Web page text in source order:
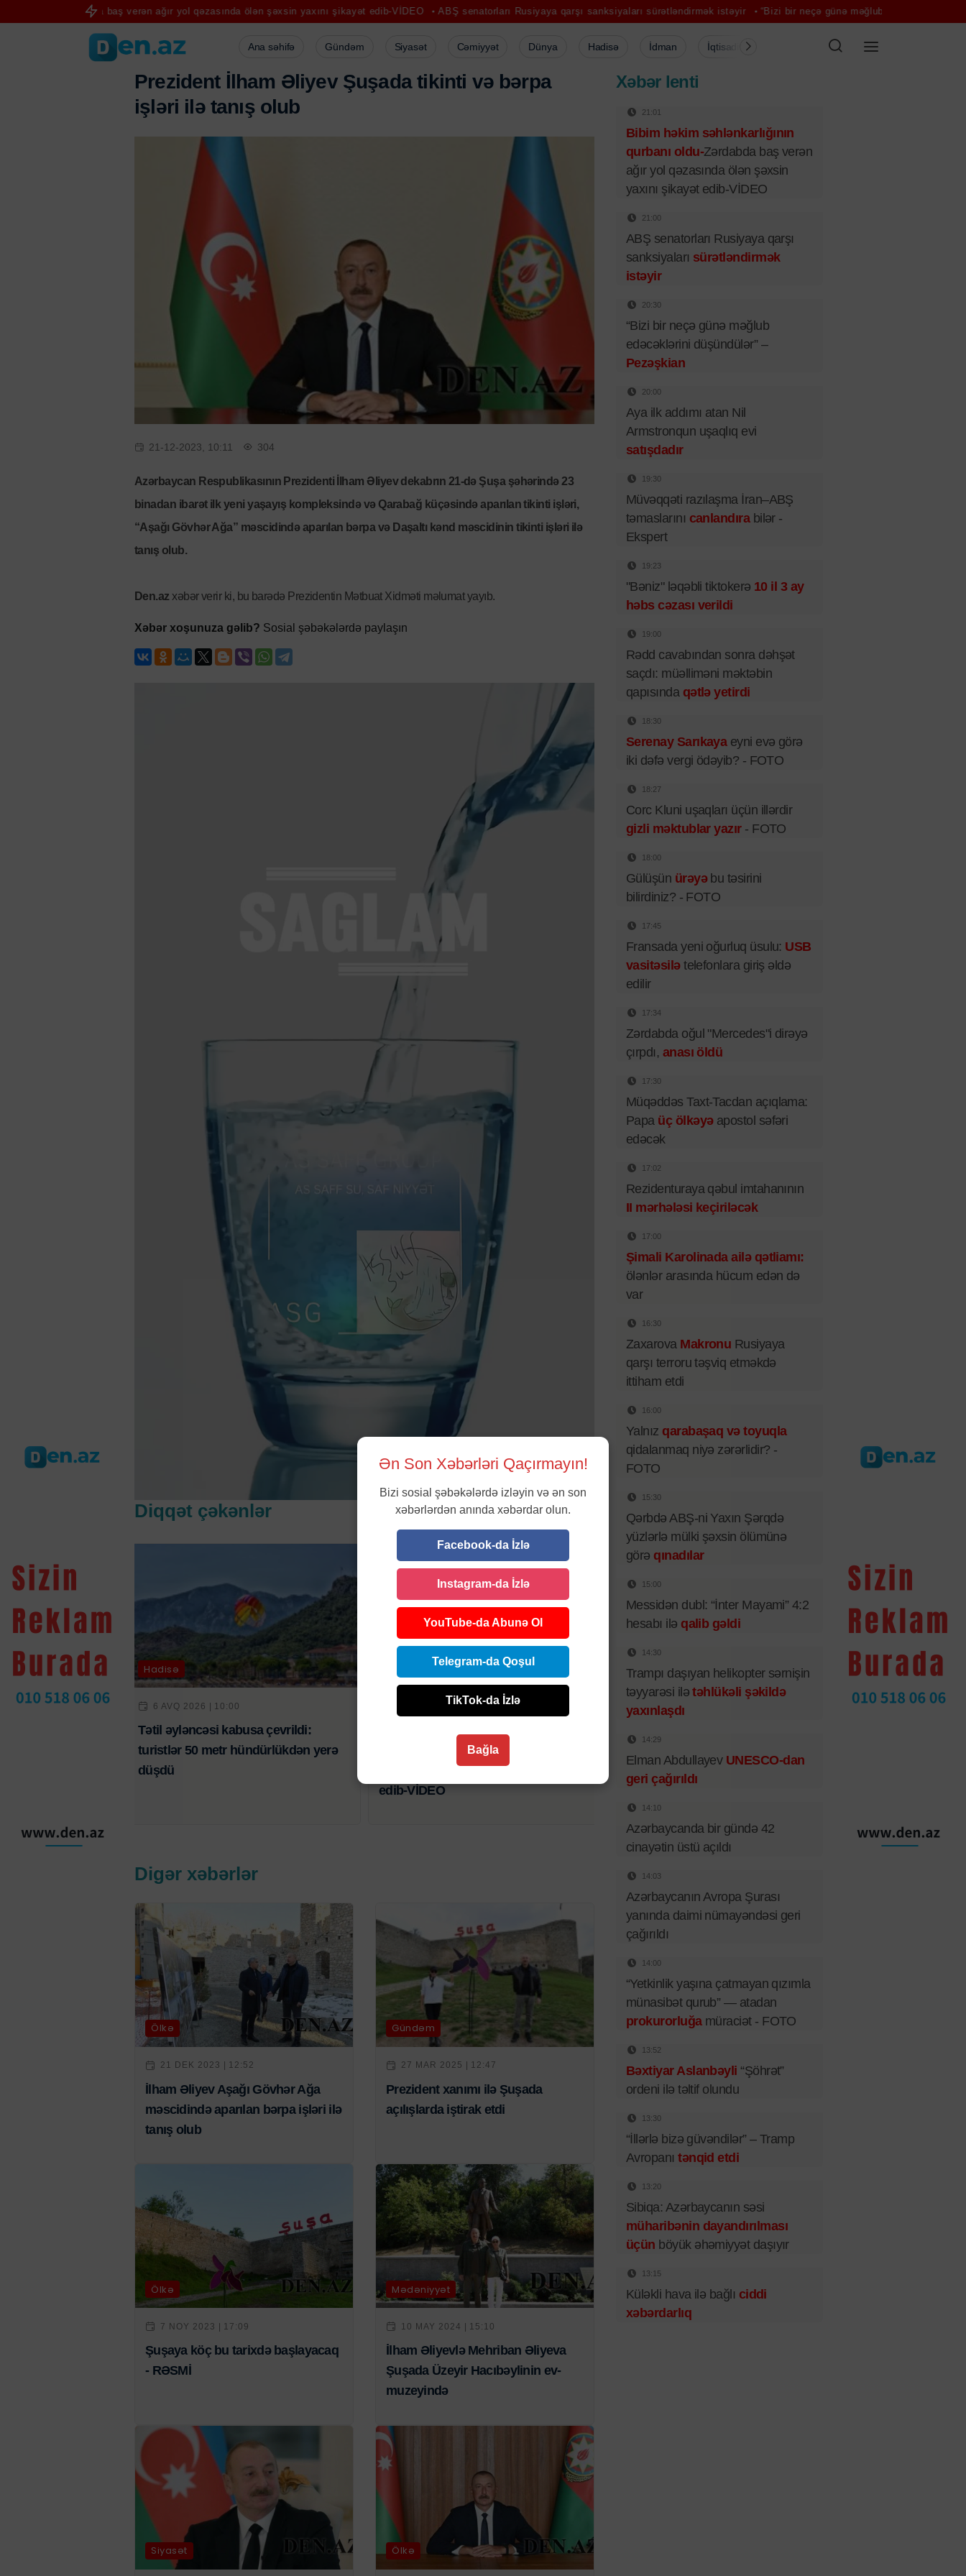
baş verən ağır yol qəzasında ölən şəxsin yaxını şikayət edib-VİDEO ABŞ senatorları Rusiyaya qarşı sanksiyaları sürətləndirmək istəyir “Bizi bir neçə günə məğlub edəcəklərini düşündülər” –
Ana səhifə Gündəm Siyasət Cəmiyyət Dünya Hadisə İdman İqtisadiyyat Şou-biznes Müsahibə
Prezident İlham Əliyev Şuşada tikinti və bərpa
işləri ilə tanış olub
21-12-2023, 10:11 304
Azərbaycan Respublikasının Prezidenti İlham Əliyev dekabrın 21-də Şuşa şəhərində 23
binadan ibarət ilk yeni yaşayış kompleksində və Qarabağ küçəsində aparılan tikinti işləri,
“Aşağı Gövhər Ağa” məscidində aparılan bərpa və Daşaltı kənd məscidinin tikinti işləri ilə
tanış olub.
Den.az xəbər verir ki, bu barədə Prezidentin Mətbuat Xidməti məlumat yayıb.
Xəbər xoşunuza gəlib? Sosial şəbəkələrdə paylaşın
Diqqət çəkənlər
Hadisə
6 AVQ 2026 | 10:00
Tətil əyləncəsi kabusa çevrildi:
turistlər 50 metr hündürlükdən yerə
düşdü
6 AVQ 2026 | 21:01
oldu-Zərdabda baş verən ağır yol
qəzasında ölən şəxsin yaxını şikayət
edib-VİDEO
Digər xəbərlər
Ölkə
21 DEK 2023 | 12:52
İlham Əliyev Aşağı Gövhər Ağa
məscidində aparılan bərpa işləri ilə
tanış olub
Gündəm
27 MAR 2025 | 12:47
Prezident xanımı ilə Şuşada
açılışlarda iştirak etdi
Ölkə
7 NOY 2023 | 17:09
Şuşaya köç bu tarixdə başlayacaq
- RƏSMİ
Mədəniyyət
10 MAY 2024 | 15:10
İlham Əliyevlə Mehriban Əliyeva
Şuşada Üzeyir Hacıbəylinin ev-
muzeyində
Siyasət Ölkə
Xəbər lenti
21:01
Bibim həkim səhlənkarlığının
qurbanı oldu-Zərdabda baş verən
ağır yol qəzasında ölən şəxsin
yaxını şikayət edib-VİDEO
21:00
ABŞ senatorları Rusiyaya qarşı
sanksiyaları sürətləndirmək
istəyir
20:30
“Bizi bir neçə günə məğlub
edəcəklərini düşündülər” –
Pezəşkian
20:00
Aya ilk addımı atan Nil
Armstronqun uşaqlıq evi
satışdadır
19:30
Müvəqqəti razılaşma İran–ABŞ
təmaslarını canlandırabilər -
Ekspert
19:23
"Bəniz" ləqəbli tiktokerə 10 il 3 ay
həbs cəzası verildi
19:00
Rədd cavabından sonra dəhşət
saçdı: müəlliməni məktəbin
qapısında qətlə yetirdi
18:30
Serenay Sarıkayaeyni evə görə
iki dəfə vergi ödəyib? - FOTO
18:27
Corc Kluni uşaqları üçün illərdir
gizli məktublar yazır- FOTO
18:00
Gülüşün ürəyəbu təsirini
bilirdiniz? - FOTO
17:45
Fransada yeni oğurluq üsulu: USB
vasitəsilətelefonlara giriş əldə
edilir
17:34
Zərdabda oğul "Mercedes"i dirəyə
çırpdı, anası öldü
17:30
Müqəddəs Taxt-Tacdan açıqlama:
Papa üç ölkəyəapostol səfəri
edəcək
17:02
Rezidenturaya qəbul imtahanının
II mərhələsi keçiriləcək
17:00
Şimali Karolinada ailə qətliamı:
ölənlər arasında hücum edən də
var
16:30
Zaxarova Makronu Rusiyaya
qarşı terroru təşviq etməkdə
ittiham etdi
16:00
Yalnız qarabaşaq və toyuqla
qidalanmaq niyə zərərlidir? -
FOTO
15:30
Qərbdə ABŞ-ni Yaxın Şərqdə
yüzlərlə mülki şəxsin ölümünə
görə qınadılar
15:00
Messidən dubl: “İnter Mayami” 4:2
hesabı ilə qalib gəldi
14:30
Trampı daşıyan helikopter sərnişin
təyyarəsi ilətəhlükəli şəkildə
yaxınlaşdı
14:29
Elman Abdullayev UNESCO-dan
geri çağırıldı
14:10
Azərbaycanda bir gündə 42
cinayətin üstü açıldı
14:03
Azərbaycanın Avropa Şurası
yanında daimi nümayəndəsi geri
çağırıldı
14:00
“Yetkinlik yaşına çatmayan qızımla
münasibət qurub” — atadan
prokurorluğamüraciət - FOTO
13:52
Bəxtiyar Aslanbəyli “Şöhrət”
ordeni ilə təltif olundu
13:30
“İllərlə bizə güvəndilər” – Tramp
Avropanıtənqid etdi
13:20
Sibiqa: Azərbaycanın səsi
müharibənin dayandırılması
üçün böyük əhəmiyyət daşıyır
13:15
Küləkli hava ilə bağlı ciddi
xəbərdarlıq
Ən Son Xəbərləri Qaçırmayın!
Bizi sosial şəbəkələrdə izləyin və ən son
xəbərlərdən anında xəbərdar olun.
Facebook-da İzlə
Instagram-da İzlə
YouTube-da Abunə Ol
Telegram-da Qoşul
TikTok-da İzlə
Bağla